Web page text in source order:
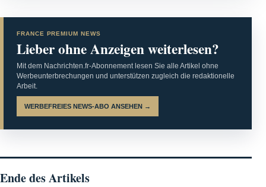
FRANCE PREMIUM NEWS
Lieber ohne Anzeigen weiterlesen?
Mit dem Nachrichten.fr-Abonnement lesen Sie alle Artikel ohne
Werbeunterbrechungen und unterstützen zugleich die redaktionelle
Arbeit.
WERBEFREIES NEWS-ABO ANSEHEN →
Ende des Artikels